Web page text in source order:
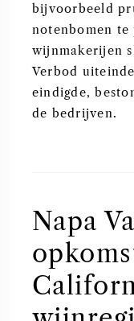
bijvoorbeeld
notenbomen te
wijnmakerijen
Verbod
eindigde,
de bedrijven.
Napa